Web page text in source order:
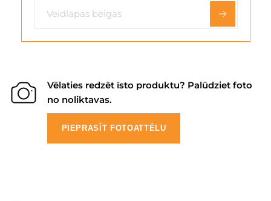
Vēlaties redzēt īsto produktu? Palūdziet foto
no noliktavas.
PIEPRASĪT FOTOATTĒLU